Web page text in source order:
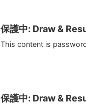
保護中: Draw &
This content is
保護中: Draw &